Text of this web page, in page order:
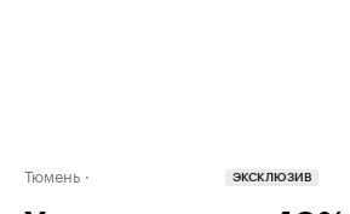
Тюмень ЭКСКЛЮЗИВ